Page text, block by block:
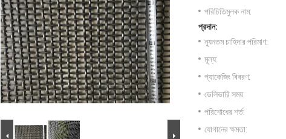
পরিচিতিমুলক নাম:
প্রদান:
ন্যূনতম চাহিদার পরিমাণ:
মূল্য:
প্যাকেজিং বিবরণ:
ডেলিভারি সময়:
পরিশোধের শর্ত:
যোগানের ক্ষমতা: